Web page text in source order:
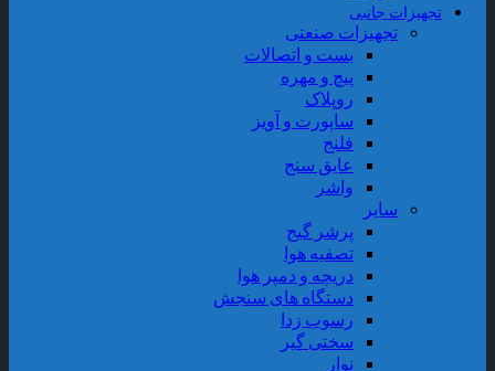
جانبی
تجهیزات صنعتی
بست و اتصالات
پیچ و مهره
روپلاک
ساپورت و آویز
عایق سنج
واشر
پرشر گیج
تصفیه هوا
دریچه و دمپر هوا
دستگاه های سنجش
رسوب زدا
سختی گیر